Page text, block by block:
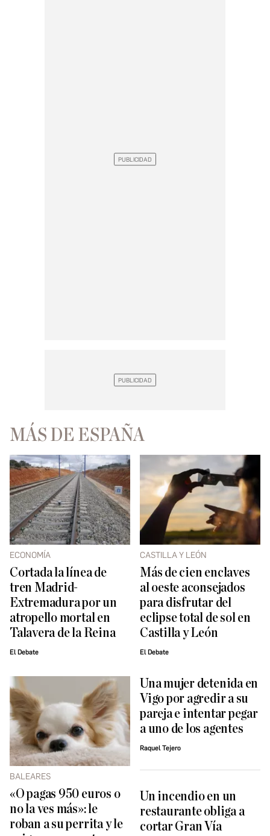
MÁS DE ESPAÑA
ECONOMÍA
Cortada la línea de
tren Madrid-
Extremadura por un
atropello mortal en
Talavera de la Reina
El Debate
CASTILLA Y LEÓN
Más de cien enclaves
al oeste aconsejados
para disfrutar del
eclipse total de sol en
Castilla y León
El Debate
BALEARES
«O pagas 950 euros o
no la ves más»: le
roban a su perrita y le
Una mujer detenida en
Vigo por agredir a su
pareja e intentar pegar
a uno de los agentes
Raquel Tejero
Un incendio en un
restaurante obliga a
cortar Gran Vía